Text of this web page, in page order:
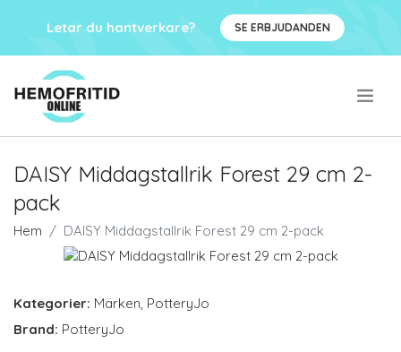
Letar du hantverkare? SE ERBJUDANDEN
DAISY Middagstallrik Forest 29 cm 2-
pack
Hem DAISY Middagstallrik Forest 29 cm 2-pack
Kategorier: Märken PotteryJo
Brand: PotteryJo